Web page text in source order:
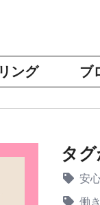
ング ブ
タ
安
働